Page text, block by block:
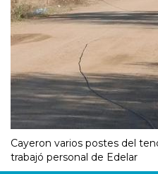
Cayeron varios postes del
trabajó personal de Edelar